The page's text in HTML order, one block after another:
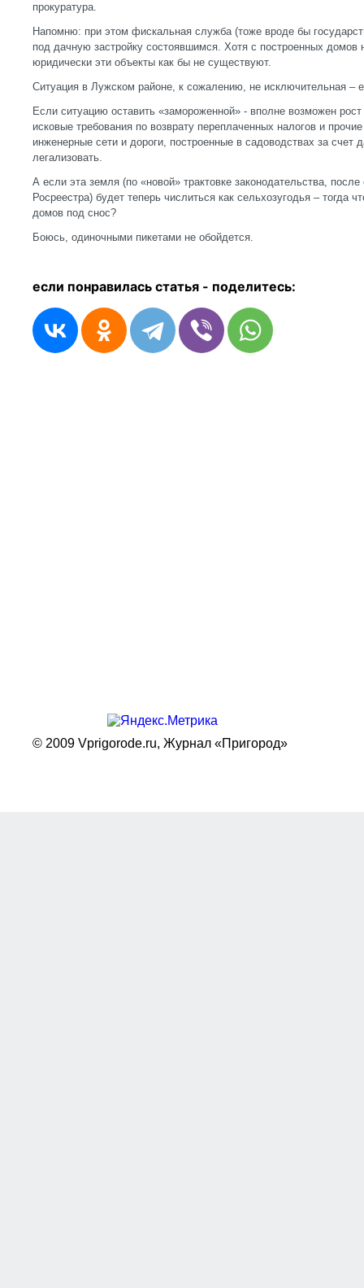
прокуратура.
Напомню: при этом фискальная служба (тоже вроде бы
под дачную застройку состоявшимся. Хотя с построенных домов
юридически эти объекты как бы не существуют.
Ситуация в Лужском районе, к сожалению, не исключительная –
Если ситуацию оставить «замороженной» - вполне возможен
исковые требования по возврату переплаченных налогов и
инженерные сети и дороги, построенные в садоводствах за счет
легализовать.
А если эта земля (по «новой» трактовке законодательства,
Росреестра) будет теперь числиться как сельхозугодья – тогда
домов под снос?
Боюсь, одиночными пикетами не обойдется.
если понравилась статья - поделитесь:
© 2009 Vprigorode.ru, Журнал «Пригород»